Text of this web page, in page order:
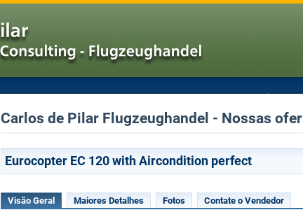
Carlos de Pilar Flugzeughandel - Nossas
Eurocopter EC 120 with Aircondition perfect
Visão Geral Maiores Detalhes Fotos Contate o Vendedor